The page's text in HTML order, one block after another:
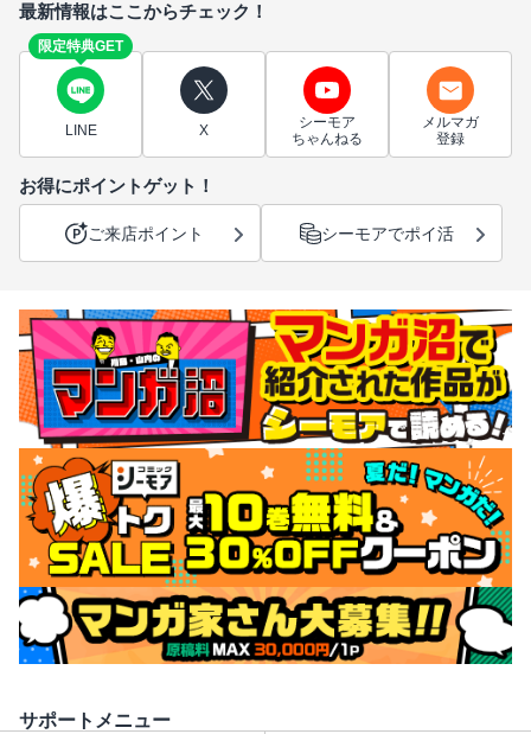
最新情報はここからチェック！
限定特典GET
LINE X
シーモア
ちゃんねる
メルマガ
登録
お得にポイントゲット！
ご来店ポイント シーモアでポイ活
サポートメニュー